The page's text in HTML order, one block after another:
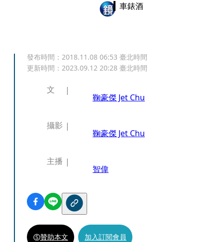
車錶酒
發布時間： 2018.11.08 06:53 臺北時間
更新時間： 2023.09.12 20:28 臺北時間
文
鞠豪傑 Jet Chu
攝影
鞠豪傑 Jet Chu
主播
智偉
贊助本文 加入訂閱會員